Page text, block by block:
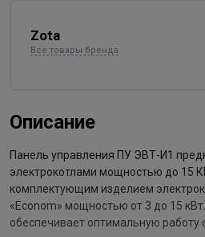
Zota
Все товары бренда
Описание
Панель управления ПУ ЭВТ-И1
электрокотлами мощностью до 15
комплектующим изделием
«Econom» мощностью от 3 до 15
обеспечивает оптимальную